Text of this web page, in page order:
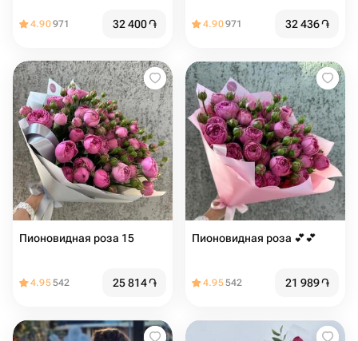
4.90971 32 400֏ 4.90971 32 436֏
Пионовидная роза 15
4.95542 25 814֏
Пионовидная роза 💕💕
4.95542 21 989֏